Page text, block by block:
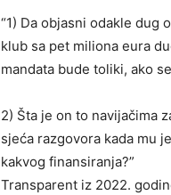
“1) Da objasni odakle dug
klub sa pet miliona eura
mandata bude toliki, ako
2) Šta je on to navijačima
sjeća razgovora kada mu
kakvog finansiranja?”
Transparent iz 2022.